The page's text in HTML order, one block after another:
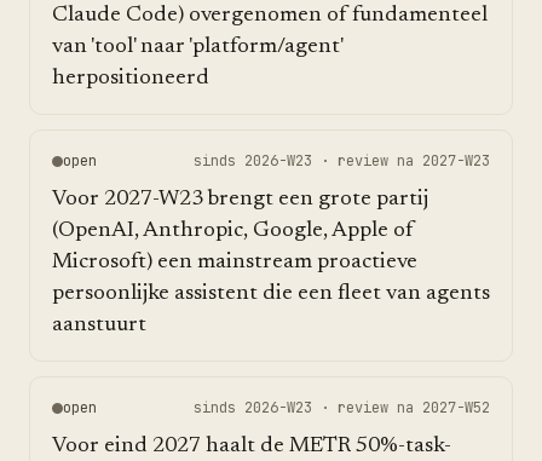
Claude Code) overgenomen of fundamenteel
van 'tool' naar 'platform/agent'
herpositioneerd
open sinds 2026-W23 · review na 2027-W23
Voor 2027-W23 brengt een grote partij
(OpenAI, Anthropic, Google, Apple of
Microsoft) een mainstream proactieve
persoonlijke assistent die een fleet van agents
aanstuurt
open sinds 2026-W23 · review na 2027-W52
Voor eind 2027 haalt de METR 50%-task-